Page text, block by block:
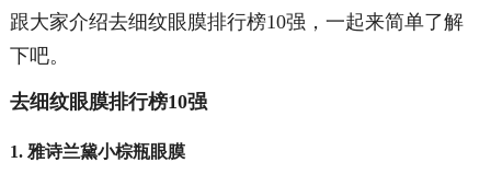
跟大家介绍去细纹眼膜排行榜10强，一起来简单了解
下吧。
去细纹眼膜排行榜10强
1. 雅诗兰黛小棕瓶眼膜